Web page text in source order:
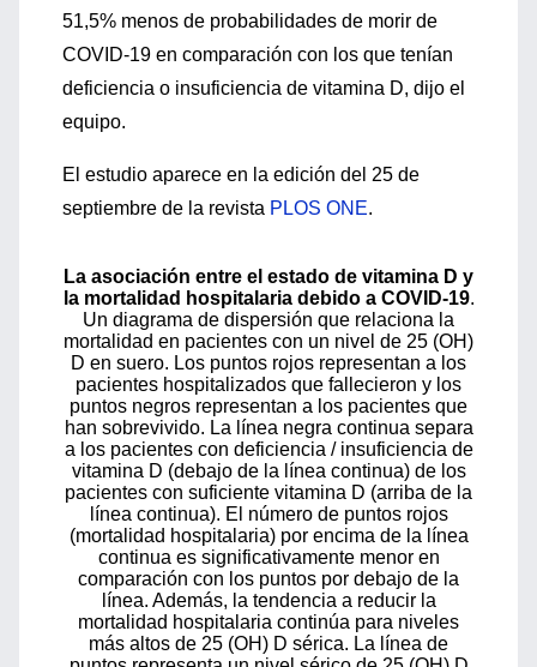
51,5% menos de probabilidades de morir de
COVID-19 en comparación con los que tenían
deficiencia o insuficiencia de vitamina D, dijo el
equipo.
El estudio aparece en la edición del 25 de
septiembre de la revista PLOS ONE.
La asociación entre el estado de vitamina D y
la mortalidad hospitalaria debido a COVID-19.
Un diagrama de dispersión que relaciona la
mortalidad en pacientes con un nivel de 25 (OH)
D en suero. Los puntos rojos representan a los
pacientes hospitalizados que fallecieron y los
puntos negros representan a los pacientes que
han sobrevivido. La línea negra continua separa
a los pacientes con deficiencia / insuficiencia de
vitamina D (debajo de la línea continua) de los
pacientes con suficiente vitamina D (arriba de la
línea continua). El número de puntos rojos
(mortalidad hospitalaria) por encima de la línea
continua es significativamente menor en
comparación con los puntos por debajo de la
línea. Además, la tendencia a reducir la
mortalidad hospitalaria continúa para niveles
más altos de 25 (OH) D sérica. La línea de